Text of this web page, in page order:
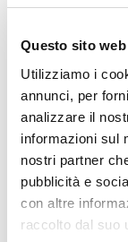
Questo sito
Utilizziamo i
annunci, per
analizzare il
informazioni sul
nostri partner
pubblicità e
con altre
raccolto dal suo
produttivi,
Adriatica
moltissimi
ringhiere
TENDE IN
In alternativa alle
capannoni,